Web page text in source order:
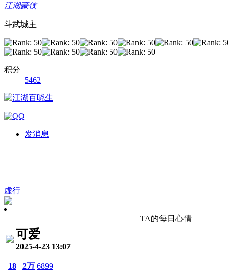
江湖豪侠
斗武城主
积分
5462
发消息
虚行
TA的每日心情
可爱
2025-4-23 13:07
18 2万 6899